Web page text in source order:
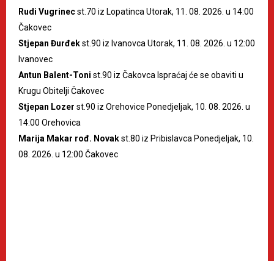
Rudi Vugrinecst.70 iz Lopatinca Utorak, 11. 08. 2026. u 14:00
Čakovec
Stjepan Đurđekst.90 iz Ivanovca Utorak, 11. 08. 2026. u 12:00
Ivanovec
Antun Balent-Toni st.90 iz Čakovca Ispraćaj će se obaviti u
Krugu Obitelji Čakovec
Stjepan Lozer st.90 iz Orehovice Ponedjeljak, 10. 08. 2026. u
14:00 Orehovica
Marija Makar rođ. Novakst.80 iz Pribislavca Ponedjeljak, 10.
08. 2026. u 12:00 Čakovec